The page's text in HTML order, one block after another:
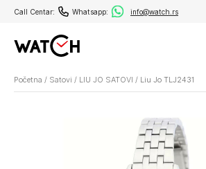
Call Centar: Whatsapp: info@watch.rs
Početna / Satovi / LIU JO SATOVI / Liu Jo TLJ2431